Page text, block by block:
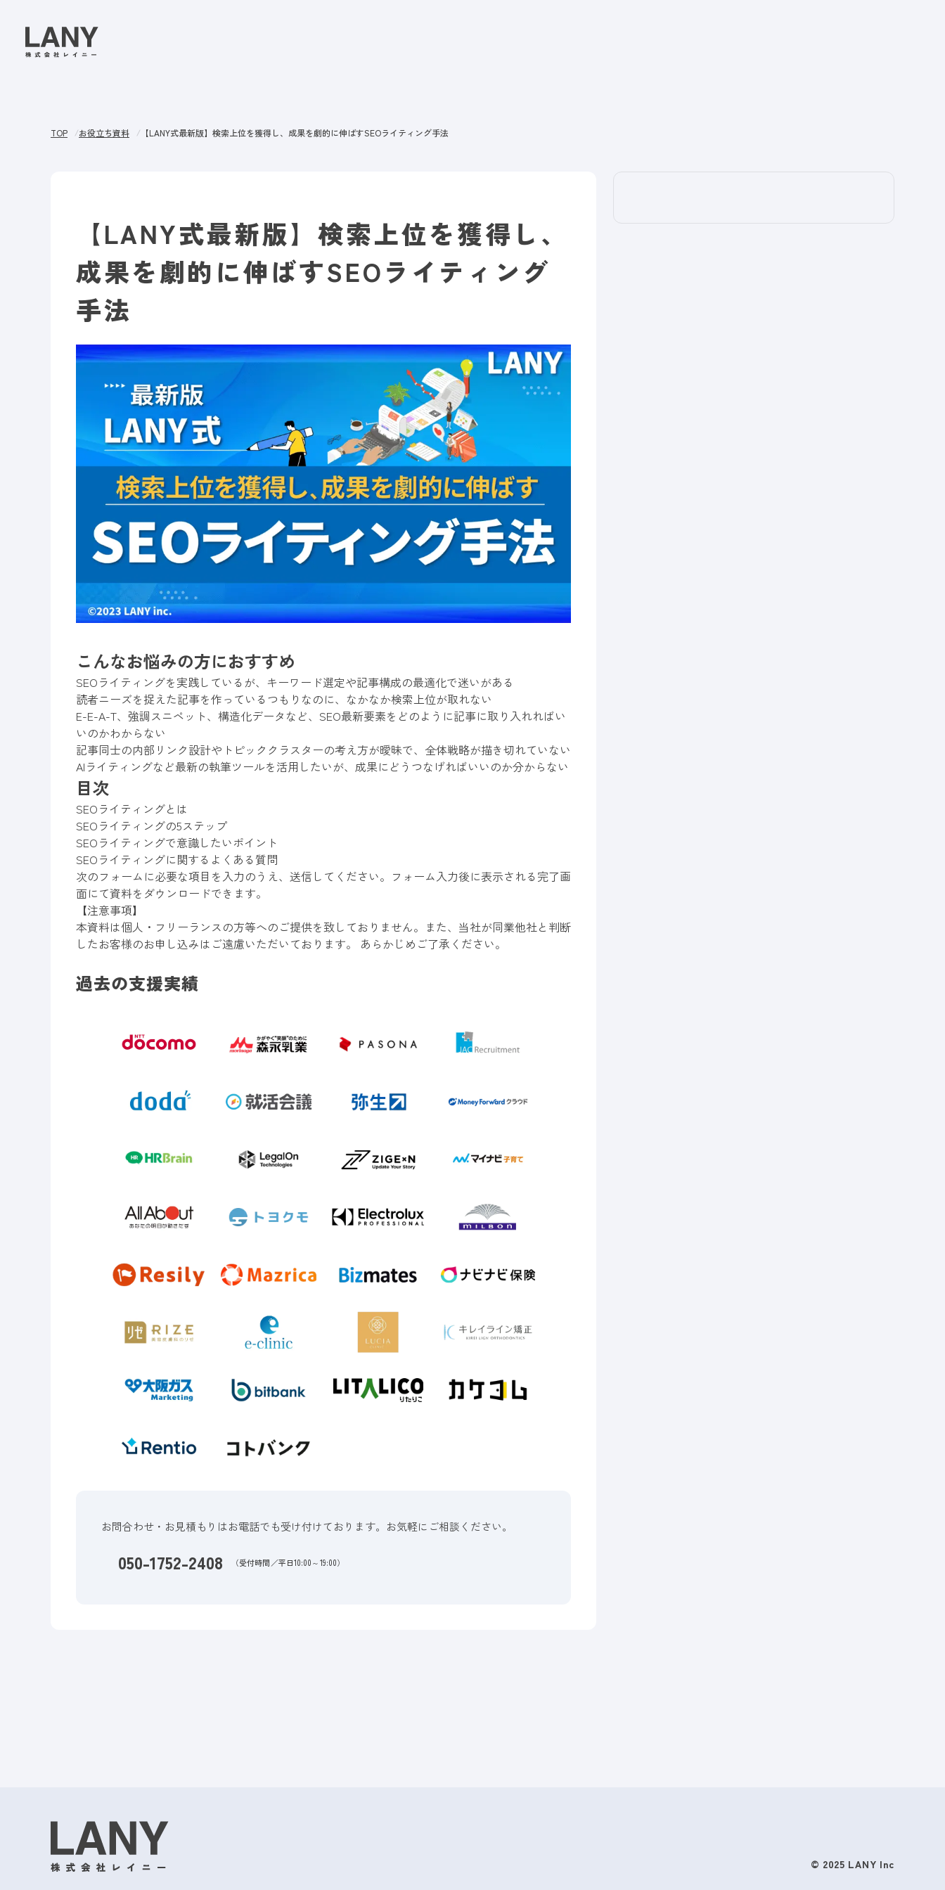
TOP お役立ち資料 【LANY式最新版】検索上位を獲得し、成果を劇的に伸ばすSEOライティング手法
【LANY式最新版】検索上位を獲得し、
成果を劇的に伸ばすSEOライティング
手法
こんなお悩みの方におすすめ
SEOライティングを実践しているが、キーワード選定や記事構成の最適化で迷いがある
読者ニーズを捉えた記事を作っているつもりなのに、なかなか検索上位が取れない
E-E-A-T、強調スニペット、構造化データなど、SEO最新要素をどのように記事に取り入れればい
いのかわからない
記事同士の内部リンク設計やトピッククラスターの考え方が曖昧で、全体戦略が描き切れていない
AIライティングなど最新の執筆ツールを活用したいが、成果にどうつなげればいいのか分からない
目次
SEOライティングとは
SEOライティングの5ステップ
SEOライティングで意識したいポイント
SEOライティングに関するよくある質問
次のフォームに必要な項目を入力のうえ、送信してください。フォーム入力後に表示される完了画
面にて資料をダウンロードできます。
【注意事項】
本資料は個人・フリーランスの方等へのご提供を致しておりません。また、当社が同業他社と判断
したお客様のお申し込みはご遠慮いただいております。 あらかじめご了承ください。
過去の支援実績
お問合わせ・お見積もりはお電話でも受け付けております。お気軽にご相談ください。
050-1752-2408 （受付時間／平日10:00～19:00）
© 2025 LANY Inc